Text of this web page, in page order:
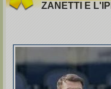
ZANETTI E